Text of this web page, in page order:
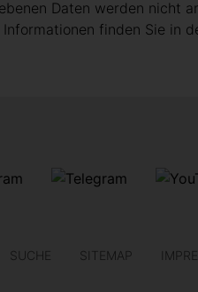
Daten werden nicht
Informationen finden Sie in
SUCHE SITEMAP